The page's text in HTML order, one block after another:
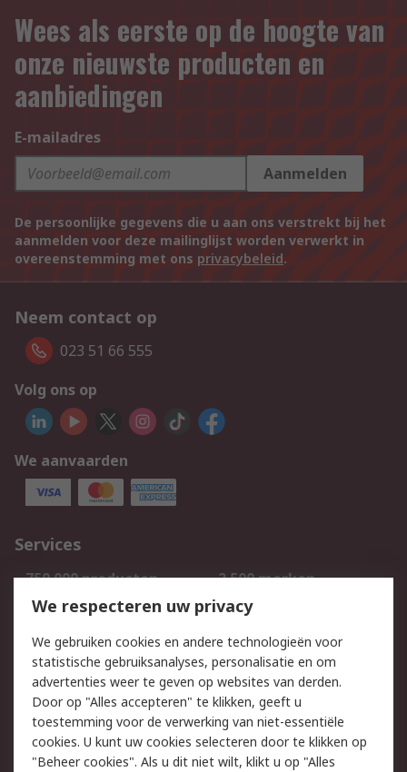
Wees als eerste op de hoogte van
onze nieuwste producten en
aanbiedingen
E-mailadres
Aanmelden
De persoonlijke gegevens die u aan ons verstrekt bij het
aanmelden voor deze mailinglijst worden verwerkt in
overeenstemming met ons privacybeleid.
Neem contact op
023 51 66 555
Volg ons op
We aanvaarden
Services
750.000 producten
2.500 merken
Bestellen
Inkoopoplossingen
Track & Trace
Wettelijk
Cookiebeleid
Email veiligheid
Privacybeleid
Websitevoorwaarden
We respecteren uw privacy
We gebruiken cookies en andere technologieën voor
statistische gebruiksanalyses, personalisatie en om
advertenties weer te geven op websites van derden.
Door op "Alles accepteren" te klikken, geeft u
toestemming voor de verwerking van niet-essentiële
cookies. U kunt uw cookies selecteren door te klikken op
"Beheer cookies". Als u dit niet wilt, klikt u op "Alles